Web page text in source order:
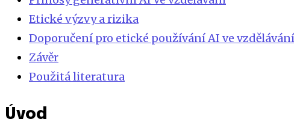
Etické výzvy a rizika
Doporučení pro etické používání AI ve vzdělávání
Závěr
Použitá literatura
Úvod